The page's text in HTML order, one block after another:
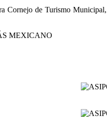
Cornejo de Turismo
MEXICANO